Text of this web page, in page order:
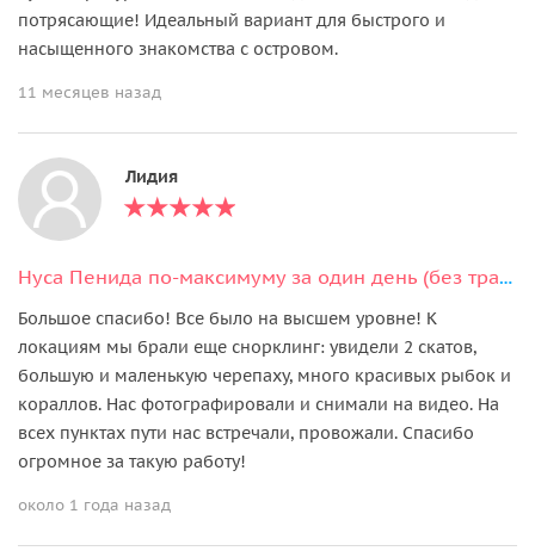
потрясающие! Идеальный вариант для быстрого и
насыщенного знакомства с островом.
11 месяцев назад
Лидия
Нуса Пенида по-максимуму за один день (без трансфера из отеля)
Большое спасибо! Все было на высшем уровне! К
локациям мы брали еще снорклинг: увидели 2 скатов,
большую и маленькую черепаху, много красивых рыбок и
кораллов. Нас фотографировали и снимали на видео. На
всех пунктах пути нас встречали, провожали. Спасибо
огромное за такую работу!
около 1 года назад